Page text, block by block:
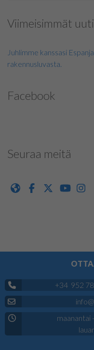
Viimeisimmät
Juhlimme kanssasi
rakennusluvasta.
Facebook
Seuraa meitä
+34 952
maanantai